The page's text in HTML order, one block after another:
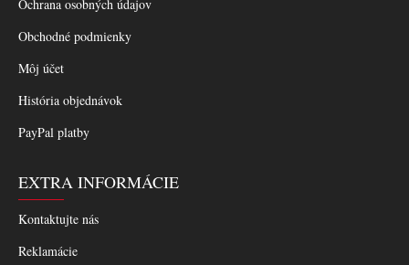
Ochrana osobných údajov
Obchodné podmienky
Môj účet
História objednávok
PayPal platby
EXTRA INFORMÁCIE
Kontaktujte nás
Reklamácie